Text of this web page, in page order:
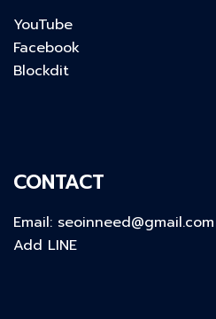
YouTube
Facebook
Blockdit
CONTACT
Email: seoinneed@gmail.com
Add LINE